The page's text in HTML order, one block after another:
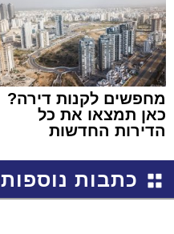
מחפשים לקנות דירה?
כאן תמצאו את כל
הדירות החדשות
כתבות נוספות